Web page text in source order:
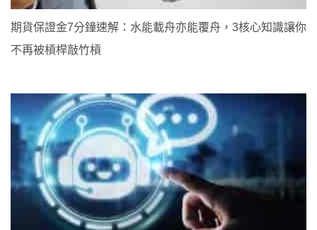
期貨保證金7分鐘速解：水能載舟亦能覆舟，3核心知識讓你
不再被槓桿敲竹槓